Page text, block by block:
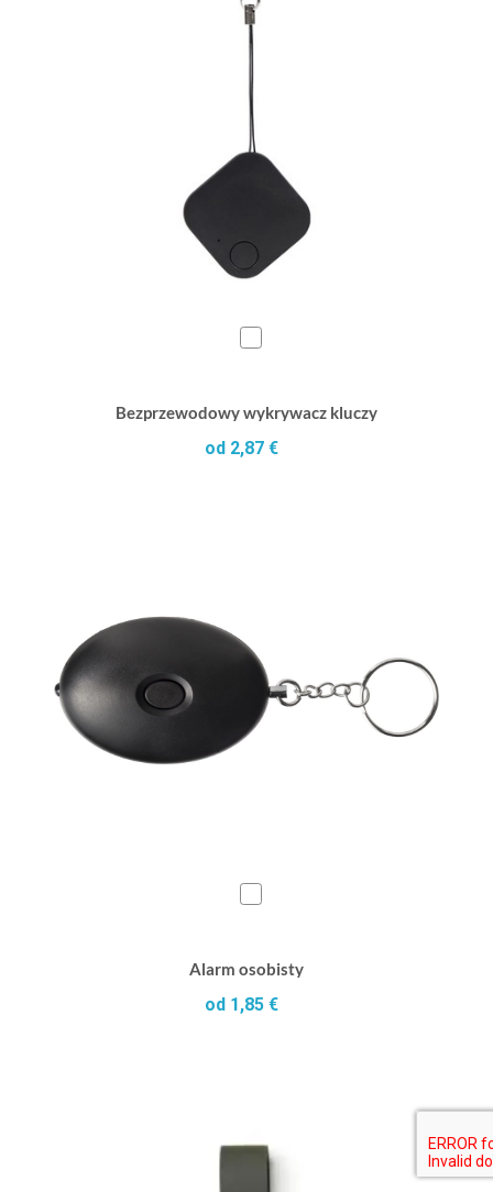
Bezprzewodowy wykrywacz kluczy
od 2,87 €
Alarm osobisty
od 1,85 €